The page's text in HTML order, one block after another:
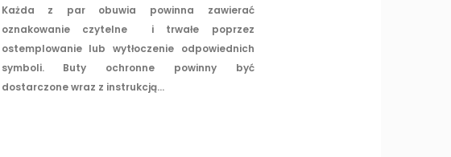
Każda z par obuwia powinna zawierać
oznakowanie czytelne i trwałe poprzez
ostemplowanie lub wytłoczenie odpowiednich
symboli. Buty ochronne powinny być
dostarczone wraz z instrukcją...